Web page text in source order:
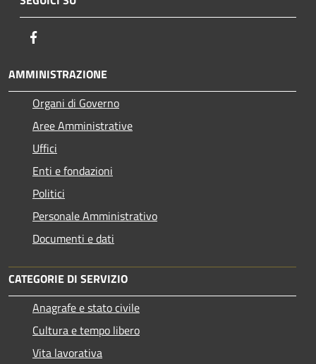
AMMINISTRAZIONE
Organi di Governo
Aree Amministrative
Uffici
Enti e fondazioni
Politici
Personale Amministrativo
Documenti e dati
CATEGORIE DI SERVIZIO
Anagrafe e stato civile
Cultura e tempo libero
Vita lavorativa